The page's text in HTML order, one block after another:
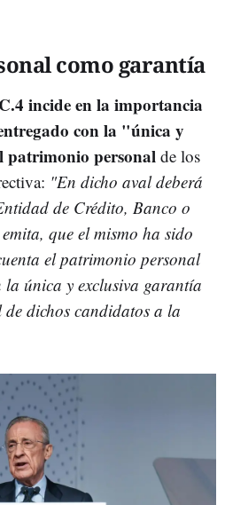
como garantía
incide en la importancia
con la "única y
patrimonio personal de los
"En dicho aval deberá
de Crédito, Banco o
que el mismo ha sido
el patrimonio personal
única y exclusiva garantía
dichos candidatos a la